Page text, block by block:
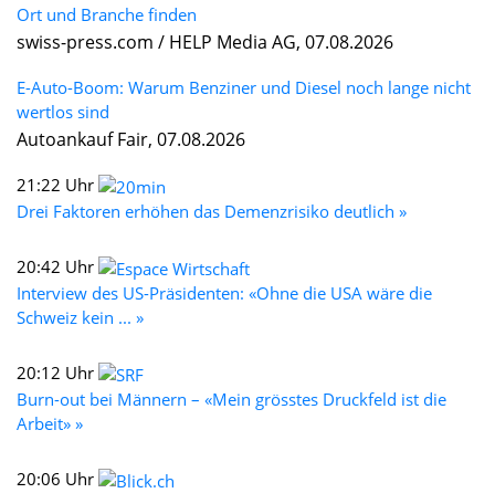
Ort und Branche finden
swiss-press.com / HELP Media AG, 07.08.2026
E-Auto-Boom: Warum Benziner und Diesel noch lange nicht
wertlos sind
Autoankauf Fair, 07.08.2026
21:22 Uhr
Drei Faktoren erhöhen das Demenzrisiko deutlich »
20:42 Uhr
Interview des US-Präsidenten: «Ohne die USA wäre die
Schweiz kein ... »
20:12 Uhr
Burn-out bei Männern – «Mein grösstes Druckfeld ist die
Arbeit» »
20:06 Uhr